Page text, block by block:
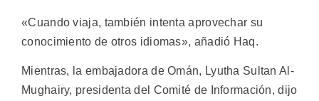
«Cuando viaja, también intenta aprovechar su
conocimiento de otros idiomas», añadió Haq.
Mientras, la embajadora de Omán, Lyutha Sultan Al-
Mughairy, presidenta del Comité de Información, dijo